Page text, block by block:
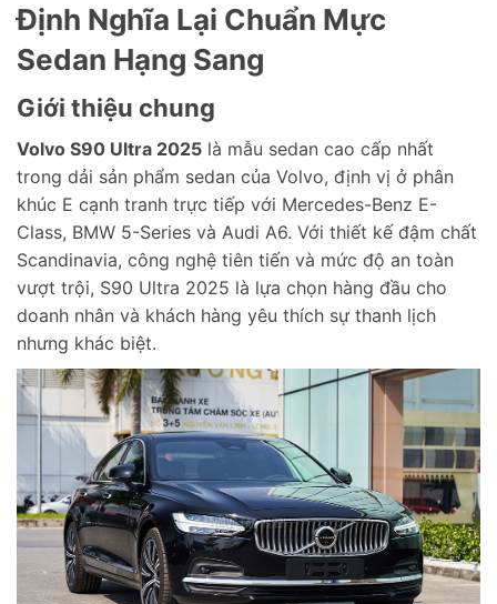
Định Nghĩa Lại Chuẩn Mực
Sedan Hạng Sang
Giới thiệu chung
Volvo S90 Ultra 2025 là mẫu sedan cao cấp nhất
trong dải sản phẩm sedan của Volvo, định vị ở phân
khúc E cạnh tranh trực tiếp với Mercedes-Benz E-
Class, BMW 5-Series và Audi A6. Với thiết kế đậm chất
Scandinavia, công nghệ tiên tiến và mức độ an toàn
vượt trội, S90 Ultra 2025 là lựa chọn hàng đầu cho
doanh nhân và khách hàng yêu thích sự thanh lịch
nhưng khác biệt.